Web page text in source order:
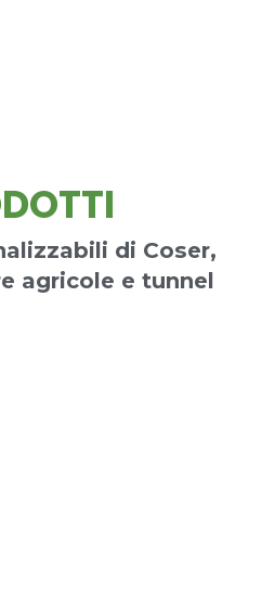
di Coser,
agricole e tunnel